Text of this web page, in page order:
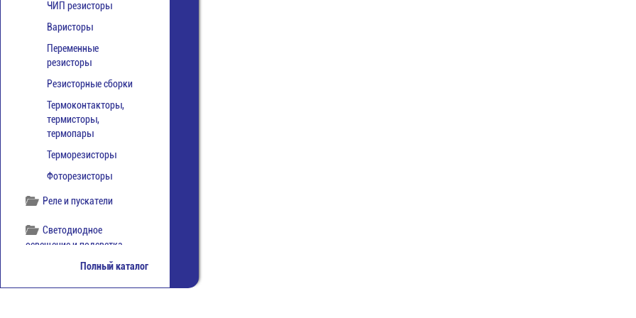
ЧИП резисторы
Варисторы
Переменные
резисторы
Резисторные сборки
Термоконтакторы,
термисторы,
термопары
Терморезисторы
Фоторезисторы
Реле и пускатели
Светодиодное
освещение и подсветка
Полный каталог